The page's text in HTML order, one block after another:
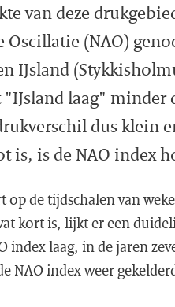
van deze
Oscillatie (NAO)
IJsland
"IJsland laag"
dus klein
is, is de NAO index
op de tijdschalen van
kort is, lijkt er een
index laag, in de jaren
NAO index weer